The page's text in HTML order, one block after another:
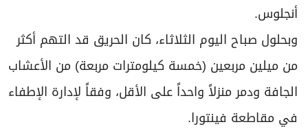
أنجلوس.
وبحلول صباح اليوم الثلاثاء، كان الحريق قد التهم أكثر
من ميلين مربعين (خمسة كيلومترات مربعة) من الأعشاب
الجافة ودمر منزلاً واحداً على الأقل، وفقاً لإدارة الإطفاء
في مقاطعة فينتورا.